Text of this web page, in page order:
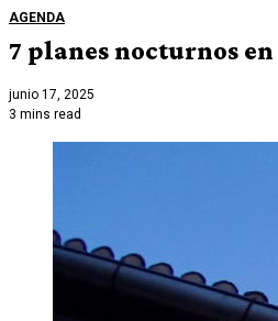
AGENDA
7 planes nocturnos
junio 17, 2025
3 mins read